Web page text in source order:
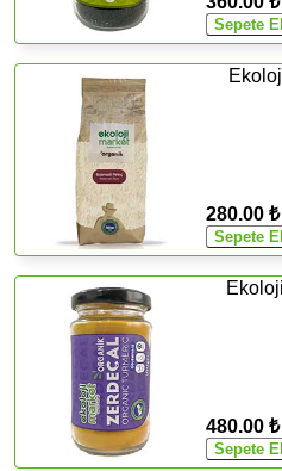
280.00 ₺
480.00 ₺